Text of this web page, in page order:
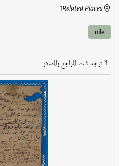
Related Places
1
nile
لا توجد ثبت المراجع والمصادر